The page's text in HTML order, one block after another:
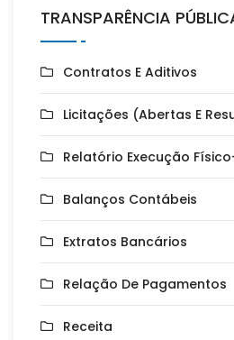
TRANSPARÊNCIA
Contratos E Aditivos
Licitações (Abertas E
Relatório Execução
Balanços Contábeis
Extratos Bancários
Relação De Pagamentos
Receita